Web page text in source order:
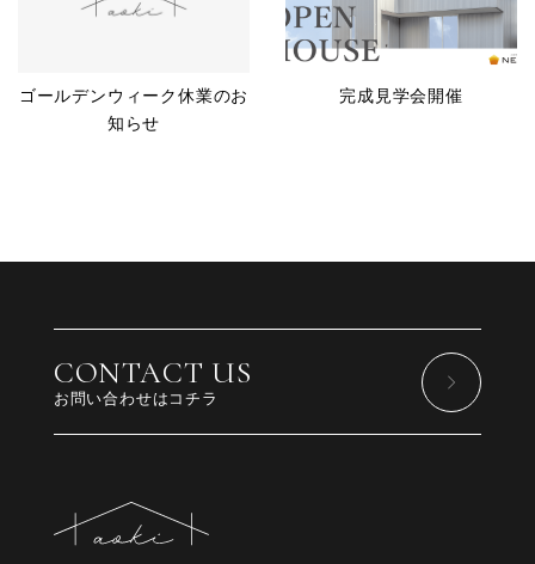
ゴールデンウィーク休業のお
知らせ
完成見学会開催
CONTACT US
お問い合わせはコチラ